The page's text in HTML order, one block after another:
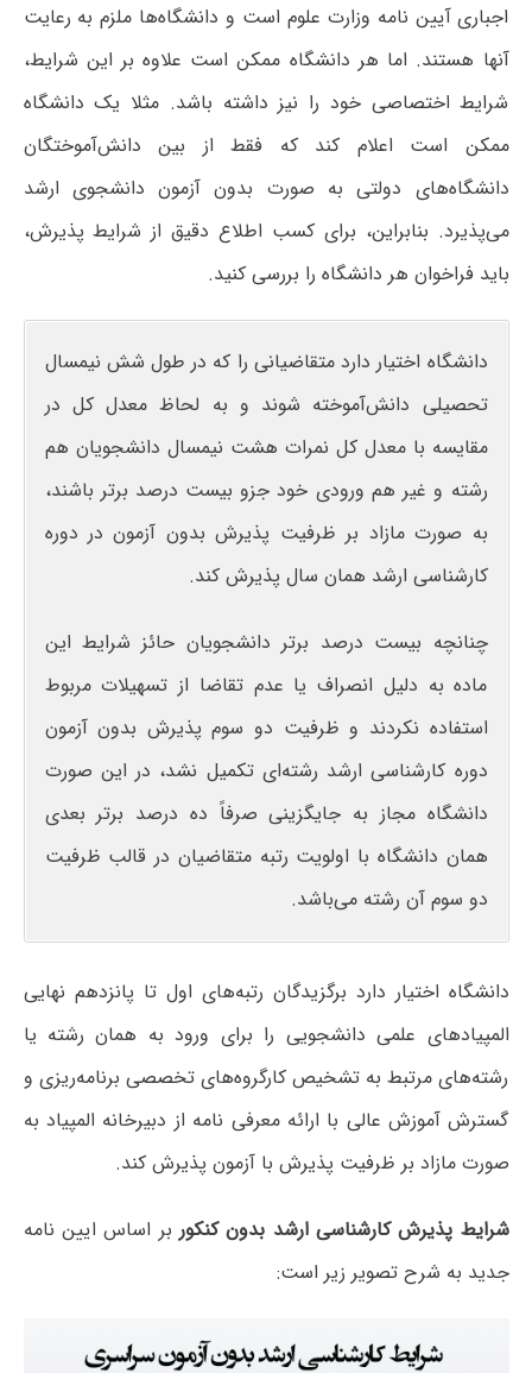
اجباری آیین نامه وزارت علوم است و دانشگاه‌ها ملزم به رعایت
آنها هستند. اما هر دانشگاه ممکن است علاوه بر این شرایط،
شرایط اختصاصی خود را نیز داشته باشد. مثلا یک دانشگاه
ممکن است اعلام کند که فقط از بین دانش‌آموختگان
دانشگاه‌های دولتی به صورت بدون آزمون دانشجوی ارشد
می‌پذیرد. بنابراین، برای کسب اطلاع دقیق از شرایط پذیرش،
باید فراخوان هر دانشگاه را بررسی کنید.
دانشگاه اختیار دارد متقاضیانی را که در طول شش نیمسال
تحصیلی دانش‌آموخته شوند و به لحاظ معدل کل در
مقایسه با معدل کل نمرات هشت نیمسال دانشجویان هم
رشته و غیر هم ورودی خود جزو بیست درصد برتر باشند،
به صورت مازاد بر ظرفیت پذیرش بدون آزمون در دوره
کارشناسی ارشد همان سال پذیرش کند.
چنانچه بیست درصد برتر دانشجویان حائز شرایط این
ماده به دلیل انصراف یا عدم تقاضا از تسهیلات مربوط
استفاده نکردند و ظرفیت دو سوم پذیرش بدون آزمون
دوره کارشناسی ارشد رشته‌ای تکمیل نشد، در این صورت
دانشگاه مجاز به جایگزینی صرفاً ده درصد برتر بعدی
همان دانشگاه با اولویت رتبه متقاضیان در قالب ظرفیت
دو سوم آن رشته می‌باشد.
دانشگاه اختیار دارد برگزیدگان رتبه‌های اول تا پانزدهم نهایی
المپیادهای علمی دانشجویی را برای ورود به همان رشته یا
رشته‌های مرتبط به تشخیص کارگروه‌های تخصصی برنامه‌ریزی و
گسترش آموزش عالی با ارائه معرفی نامه از دبیرخانه المپیاد به
صورت مازاد بر ظرفیت پذیرش با آزمون پذیرش کند.
شرایط پذیرش کارشناسی ارشد بدون کنکور بر اساس ایین نامه
جدید به شرح تصویر زیر است: